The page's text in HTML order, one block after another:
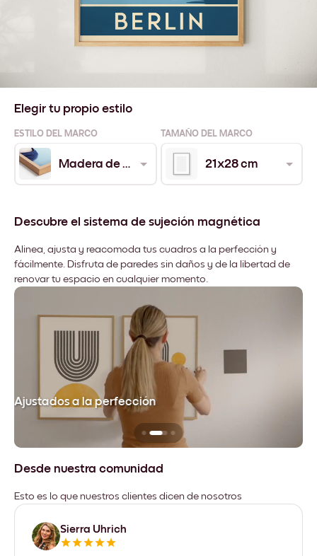
Elegir tu propio estilo
ESTILO DEL MARCO TAMAÑO DEL MARCO
Madera de Roble 21x28 cm
Descubre el sistema de sujeción magnética
Alinea, ajusta y reacomoda tus cuadros a la perfección y
fácilmente. Disfruta de paredes sin daños y de la libertad de
renovar tu espacio en cualquier momento.
Ajustados a la perfección
Desde nuestra comunidad
Esto es lo que nuestros clientes dicen de nosotros
Sierra Uhrich